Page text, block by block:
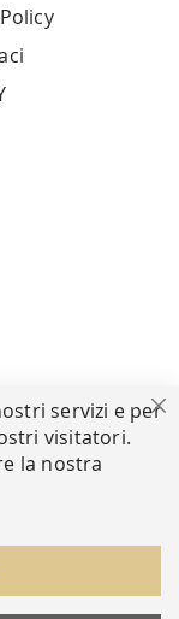
servizi e per
visitatori.
la nostra